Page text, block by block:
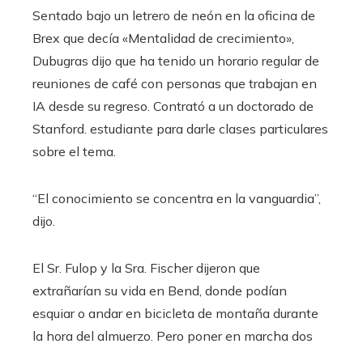
Sentado bajo un letrero de neón en la oficina de
Brex que decía «Mentalidad de crecimiento»,
Dubugras dijo que ha tenido un horario regular de
reuniones de café con personas que trabajan en
IA desde su regreso. Contrató a un doctorado de
Stanford. estudiante para darle clases particulares
sobre el tema.
“El conocimiento se concentra en la vanguardia”,
dijo.
El Sr. Fulop y la Sra. Fischer dijeron que
extrañarían su vida en Bend, donde podían
esquiar o andar en bicicleta de montaña durante
la hora del almuerzo. Pero poner en marcha dos